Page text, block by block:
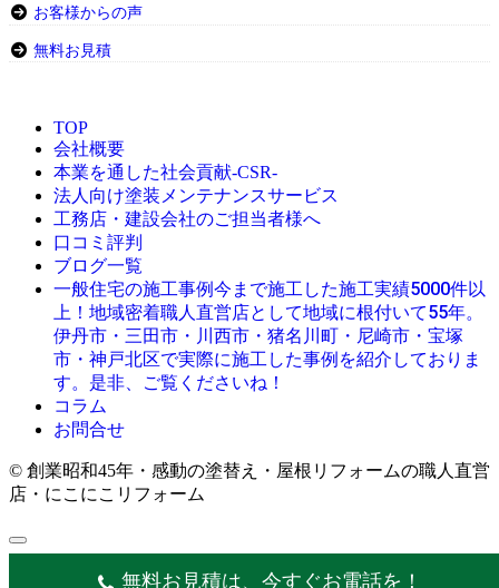
お客様からの声
無料お見積
TOP
会社概要
本業を通した社会貢献-CSR-
法人向け塗装メンテナンスサービス
工務店・建設会社のご担当者様へ
口コミ評判
ブログ一覧
一般住宅の施工事例今まで施工した施工実績5000件以
上！地域密着職人直営店として地域に根付いて55年。
伊丹市・三田市・川西市・猪名川町・尼崎市・宝塚
市・神戸北区で実際に施工した事例を紹介しておりま
す。是非、ご覧くださいね！
コラム
お問合せ
© 創業昭和45年・感動の塗替え・屋根リフォームの職人直営
店・にこにこリフォーム
無料お見積は、今すぐお電話を！